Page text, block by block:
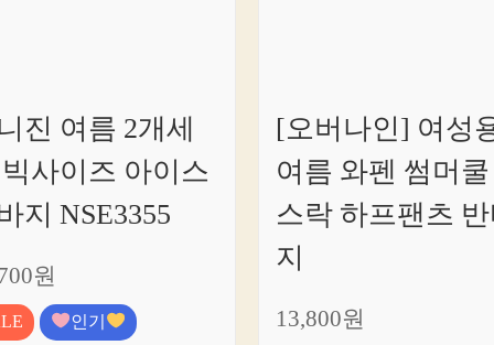
진 여름 2개세
사이즈 아이스
지 NSE3355
원
인기
[오버나인] 여성
여름 와펜 썸머
스락 하프팬츠
지
13,800원